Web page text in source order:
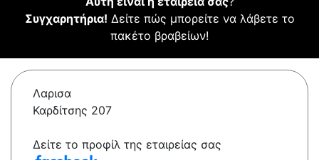
Συγχαρητήρια! Δείτε πώς μπορείτε να λάβετε το
πακέτο βραβείων!
Λαρισα
Καρδίτσης 207
Δείτε το προφίλ της εταιρείας σας